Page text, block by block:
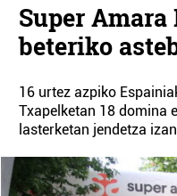
Super Amara
beteriko
16 urtez azpiko
Txapelketan 18 domina
lasterketan jendetza